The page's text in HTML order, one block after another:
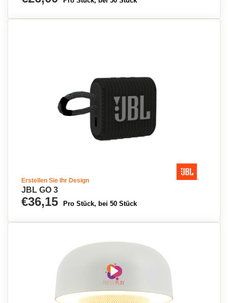
Erstellen Sie Ihr Design
JBL GO 3
€36,15 Pro Stück, bei 50 Stück